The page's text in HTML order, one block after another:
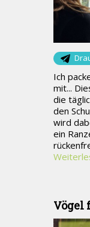
Ich
mit...
die
den
wird
ein
Vögel